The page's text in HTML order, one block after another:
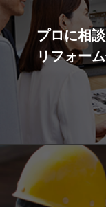
プロに相
リフォー